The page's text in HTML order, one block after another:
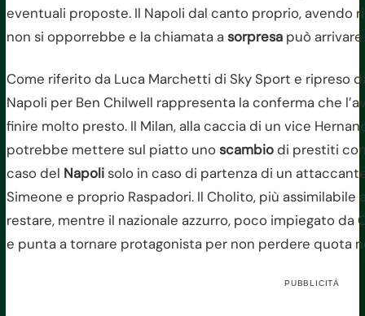
eventuali proposte. Il Napoli dal canto proprio, avendo
non si opporrebbe e la chiamata asorpresa può
Come riferito da Luca Marchetti di Sky Sport e ripreso
Napoli per Ben Chilwell rappresenta la conferma che
finire molto presto. Il Milan, alla caccia di un vice
potrebbe mettere sul piatto uno scambiodi prestiti
caso del Napolisolo in caso di partenza di un
Simeone e proprio Raspadori. Il Cholito, più
restare, mentre il nazionale azzurro, poco impiegato
e punta a tornare protagonista per non perdere quota
PUBBLICITÀ